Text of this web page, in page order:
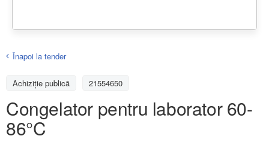
Înapoi la tender
Achiziţie publică 21554650
Congelator pentru laborator 60-
86°C